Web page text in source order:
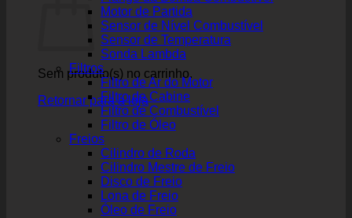
Sem produto(s) no carrinho.
Retornar para a loja
Motor de Partida
Sensor de Nível Combustível
Sensor de Temperatura
Sonda Lambda
Filtros
Filtro de Ar do Motor
Filtro de Cabine
Filtro de Combustível
Filtro de Óleo
Freios
Cilindro de Roda
Cilindro Mestre de Freio
Disco de Freio
Lona de Freio
Óleo de Freio